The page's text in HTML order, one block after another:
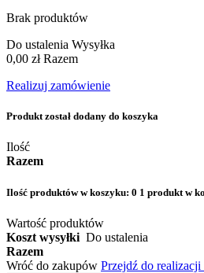
Brak produktów
Do ustalenia Wysyłka
0,00 zł Razem
Realizuj zamówienie
Produkt został dodany do koszyka
Ilość
Razem
Ilość produktów w koszyku: 0 1 produkt w
Wartość produktów
Koszt wysyłki Do ustalenia
Razem
Wróć do zakupów Przejdź do